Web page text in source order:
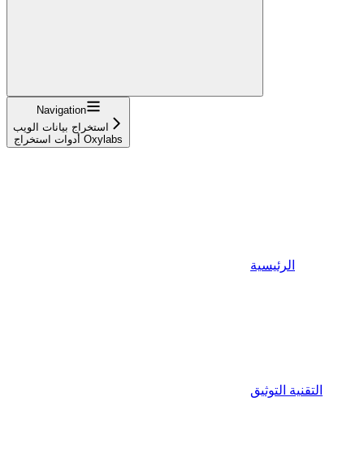
Navigation
استخراج بيانات الويب
أدوات استخراج Oxylabs
الرئيسية
التقنية التوثيق